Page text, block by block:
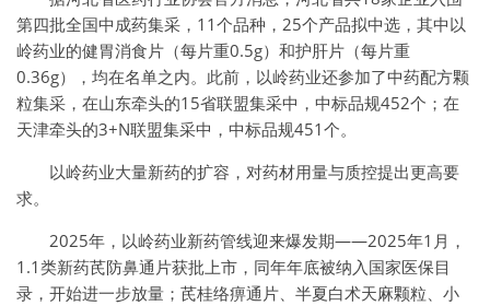
第四批全国中成药集采，11个品种，25个产品拟中选，其中以
岭药业的健胃消食片（每片重0.5g）和护肝片（每片重
0.36g），均在名单之内。此前，以岭药业还参加了中药配方颗
粒集采，在山东牵头的15省联盟集采中，中标品规452个；在
天津牵头的3+N联盟集采中，中标品规451个。
以岭药业大量新药的扩容，对药材用量与质控提出更高要
求。
2025年，以岭药业新药管线迎来爆发期——2025年1月，
1.1类新药芪防鼻通片获批上市，同年年底被纳入国家医保目
录，开始进一步放量；芪桂络痹通片、半夏白术天麻颗粒、小